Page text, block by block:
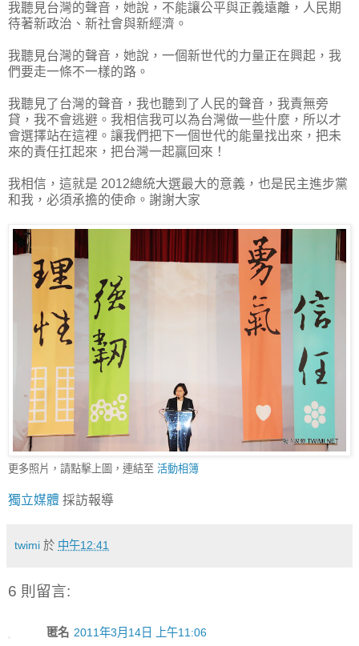
我聽見台灣的聲音，她說，不能讓公平與正義遠離，人民期
待著新政治、新社會與新經濟。
我聽見台灣的聲音，她說，一個新世代的力量正在興起，我
們要走一條不一樣的路。
我聽見了台灣的聲音，我也聽到了人民的聲音，我責無旁
貸，我不會逃避。我相信我可以為台灣做一些什麼，所以才
會選擇站在這裡。讓我們把下一個世代的能量找出來，把未
來的責任扛起來，把台灣一起贏回來！
我相信，這就是 2012總統大選最大的意義，也是民主進步黨
和我，必須承擔的使命。謝謝大家
更多照片，請點擊上圖，連結至 活動相簿
獨立媒體 採訪報導
twimi 於 中午12:41
6 則留言:
匿名 2011年3月14日 上午11:06